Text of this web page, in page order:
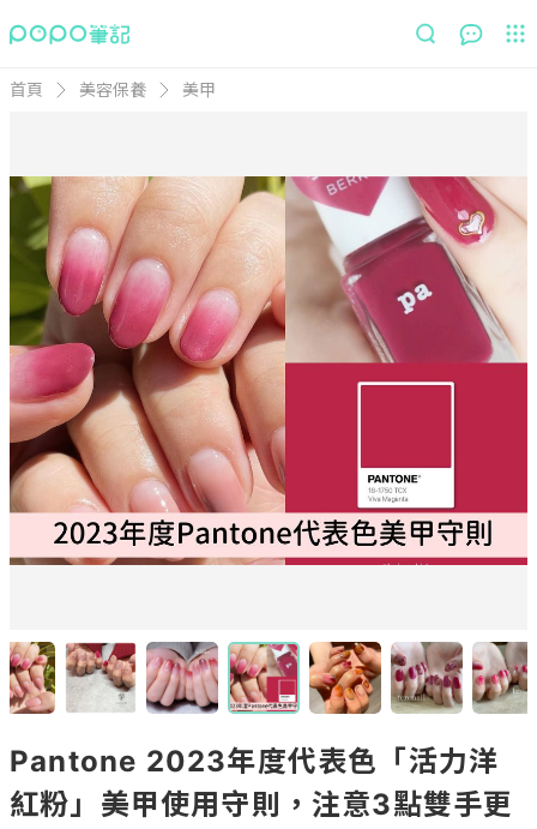
首頁 美容保養 美甲
Pantone 2023年度代表色「活力洋
紅粉」美甲使用守則，注意3點雙手更